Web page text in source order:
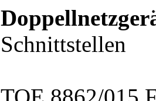
Schnittstellen